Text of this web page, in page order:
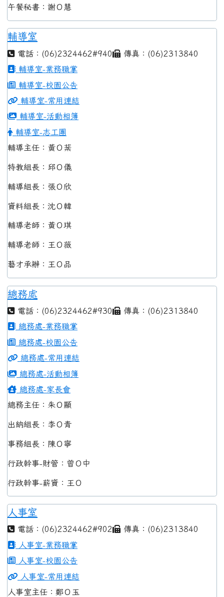
午餐秘書：謝Ｏ慧
輔導室
電話：(06)2324462#940
傳真：(06)2313840
輔導室-業務職掌
輔導室-校園公告
輔導室-常用連結
輔導室-活動相簿
輔導室-志工團
輔導主任：黃Ｏ棻
特教組長：邱Ｏ儀
輔導組長：張Ｏ欣
資料組長：沈Ｏ韓
輔導老師：黃Ｏ琪
輔導老師：王Ｏ薇
藝才承辦：王Ｏ品
總務處
電話：(06)2324462#930
傳真：(06)2313840
總務處-業務職掌
總務處-校園公告
總務處-常用連結
總務處-活動相簿
總務處-家長會
總務主任：朱Ｏ顯
出納組長：李Ｏ青
事務組長：陳Ｏ寧
行政幹事-財管：曾Ｏ中
行政幹事-薪資：王Ｏ
人事室
電話：(06)2324462#902
傳真：(06)2313840
人事室-業務職掌
人事室-校園公告
人事室-常用連結
人事室主任：鄭Ｏ玉